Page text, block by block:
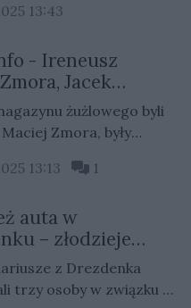
Gdańsk. Będzie
2024/25.
13:43
- Ireneusz
Jacek
i Jarosławżużlowego byli
Zmora, były
podcastu Mówi
Gazety Lubuskiej i
Nasze Miasto.
13:13 1
auta w
– złodzieje
się nie
z Drezdenka
trzy osoby w związku z